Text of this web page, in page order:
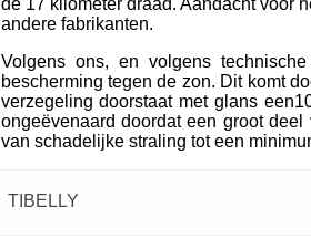
andere fabrikanten.
Volgens ons, en volgens
bescherming tegen de zon. Dit komt
verzegeling doorstaat met glans
ongeëvenaard doordat een groot
van schadelijke straling tot een
TIBELLY